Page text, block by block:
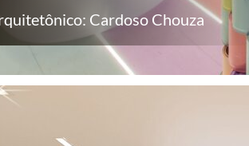
Cardoso Chouza